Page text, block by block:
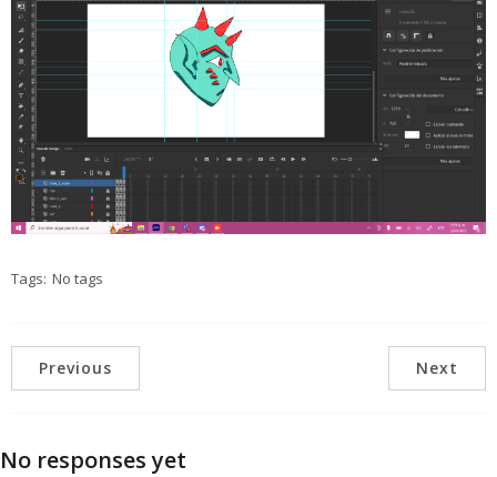
Tags: No tags
Previous Next
No responses yet